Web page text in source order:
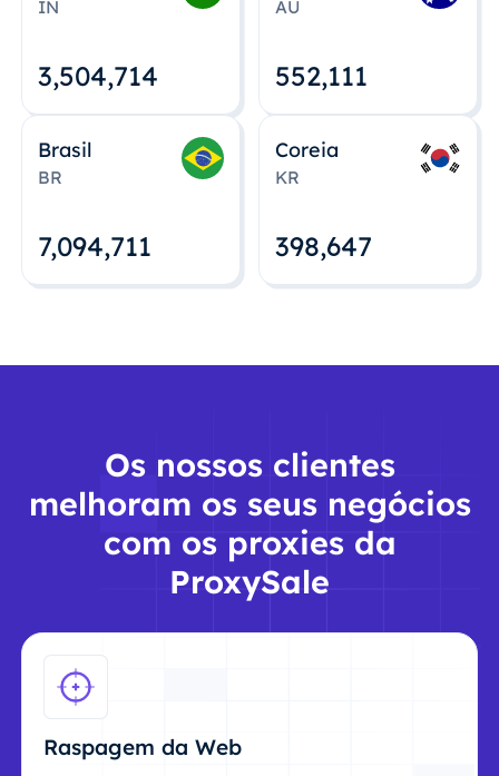
IN
3,504,715
AU
552,112
Brasil
BR
7,094,712
Coreia
KR
398,648
Os nossos clientes
melhoram os seus negócios
com os proxies da
ProxySale
Raspagem da Web